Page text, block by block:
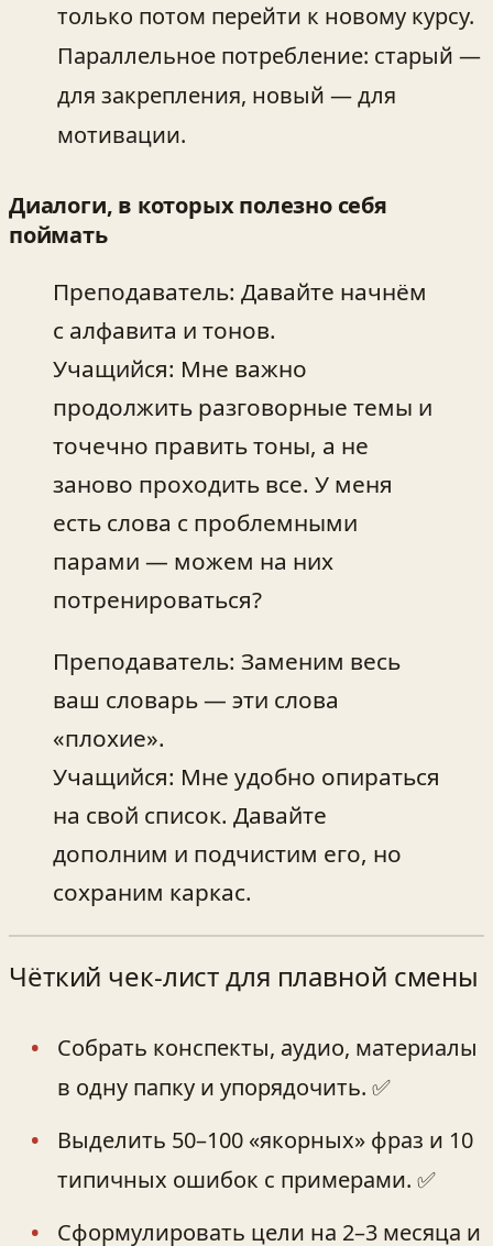
только потом перейти к новому курсу.
Параллельное потребление: старый —
для закрепления, новый — для
мотивации.
Диалоги, в которых полезно себя
поймать
Преподаватель: Давайте начнём
с алфавита и тонов.
Учащийся: Мне важно
продолжить разговорные темы и
точечно править тоны, а не
заново проходить все. У меня
есть слова с проблемными
парами — можем на них
потренироваться?
Преподаватель: Заменим весь
ваш словарь — эти слова
«плохие».
Учащийся: Мне удобно опираться
на свой список. Давайте
дополним и подчистим его, но
сохраним каркас.
Чёткий чек-лист для плавной смены
Собрать конспекты, аудио, материалы
в одну папку и упорядочить. ✅
Выделить 50–100 «якорных» фраз и 10
типичных ошибок с примерами. ✅
Сформулировать цели на 2–3 месяца и